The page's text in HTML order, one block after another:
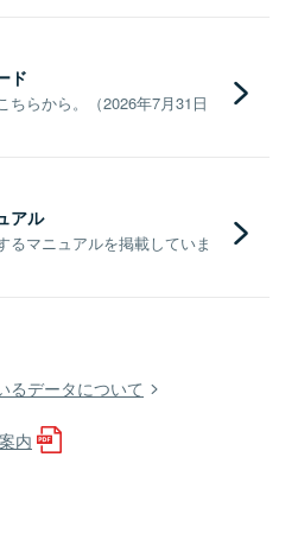
ド
ちらから。（2026年7月31日
アル
るマニュアルを掲載していま
るデータについて
内